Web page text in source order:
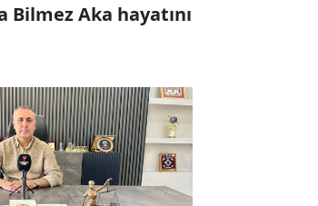
Bilmez Aka hayatını